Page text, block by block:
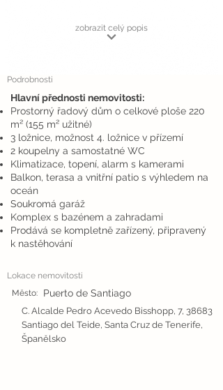
zobrazit celý popis
Podrobnosti
Hlavní přednosti nemovitosti:
Prostorný řadový dům o celkové ploše 220
m² (155 m² užitné)
3 ložnice, možnost 4. ložnice v přízemí
2 koupelny a samostatné WC
Klimatizace, topení, alarm s kamerami
Balkon, terasa a vnitřní patio s výhledem na
oceán
Soukromá garáž
Komplex s bazénem a zahradami
Prodává se kompletně zařízený, připravený
k nastěhování
Lokace nemovitosti
Město:
Puerto de Santiago
C. Alcalde Pedro Acevedo Bisshopp, 7, 38683
Santiago del Teide, Santa Cruz de Tenerife,
Španělsko